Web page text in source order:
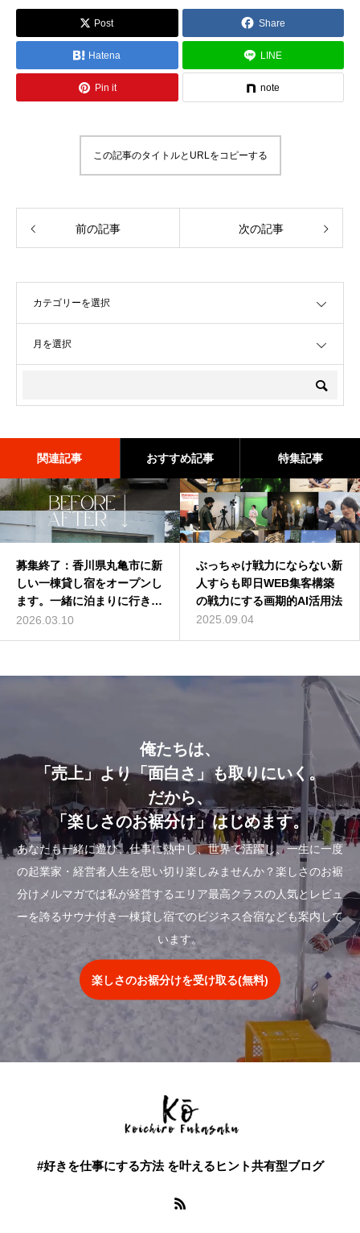
Post Share
Hatena LINE
Pin it note
この記事のタイトルとURLをコピーする
前の記事 次の記事
関連記事 おすすめ記事 特集記事
募集終了：香川県丸亀市に新
しい一棟貸し宿をオープンし
ます。一緒に泊まりに行きま
せんか？
2026.03.10
ぶっちゃけ戦力にならない新
人すらも即日WEB集客構築
の戦力にする画期的AI活用法
2025.09.04
バターコーヒーは効果なし？
バターコーヒーの世界一簡単
な作り方を動画解説
2016.07.13
深作浩一郎(ふかさくこうい
ちろう)とは誰？自己紹介し
てみた
2014.01.01
俺たちは、
「売上」より「面白さ」も取りにいく。
だから、
「楽しさのお裾分け」はじめます。
あなたも一緒に遊び、仕事に熱中し、世界で活躍し、一生に一度
の起業家・経営者人生を思い切り楽しみませんか？楽しさのお裾
分けメルマガでは私が経営するエリア最高クラスの人気とレビュ
ーを誇るサウナ付き一棟貸し宿でのビジネス合宿なども案内して
います。
楽しさのお裾分けを受け取る(無料)
#好きを仕事にする方法 を叶えるヒント共有型ブログ